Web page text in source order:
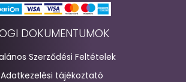
DOKUMENTUMOK
Szerződési Feltételek
Adatkezelési tájékoztató